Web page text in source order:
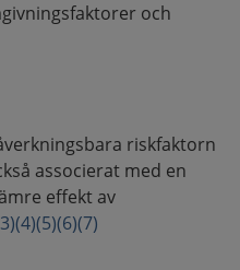
och
riskfaktorn
associerat med en
effekt av
(4)(5)(6)(7)